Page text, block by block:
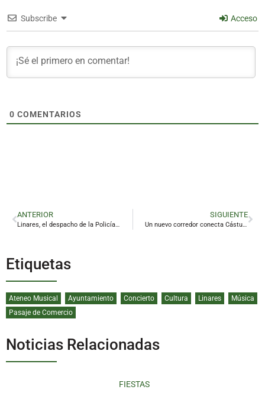
Subscribe Acceso
0 COMENTARIOS
ANTERIOR
Linares, el despacho de la Policía Nacional que siempre espera al siguiente
SIGUIENTE
Un nuevo corredor conecta Cástulo con el paisaje minero de Linares
Etiquetas
Ateneo Musical Ayuntamiento Concierto Cultura Linares
Música
Pasaje de Comercio
Noticias Relacionadas
FIESTAS